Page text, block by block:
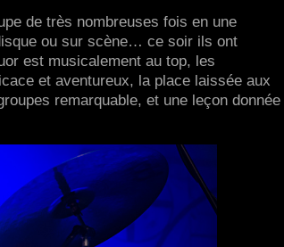
de très nombreuses fois en une
ou sur scène… ce soir ils ont
est musicalement au top, les
et aventureux, la place laissée aux
remarquable, et une leçon donnée